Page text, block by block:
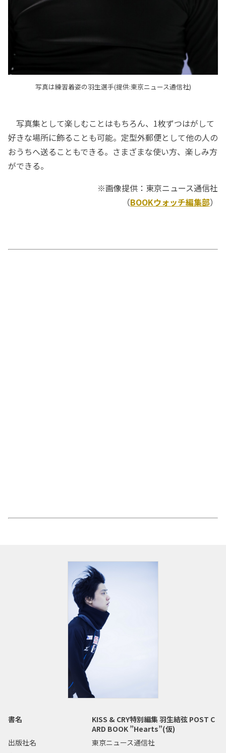
写真は練習着姿の羽生選手(提供:東京ニュース通信社)
写真集として楽しむことはもちろん、1枚ずつはがして
好きな場所に飾ることも可能。定型外郵便として他の人の
おうちへ送ることもできる。さまざまな使い方、楽しみ方
ができる。
※画像提供：東京ニュース通信社
（BOOKウォッチ編集部）
書名
KISS & CRY特別編集 羽生結弦 POST C
ARD BOOK ”Hearts”(仮)
出版社名
東京ニュース通信社